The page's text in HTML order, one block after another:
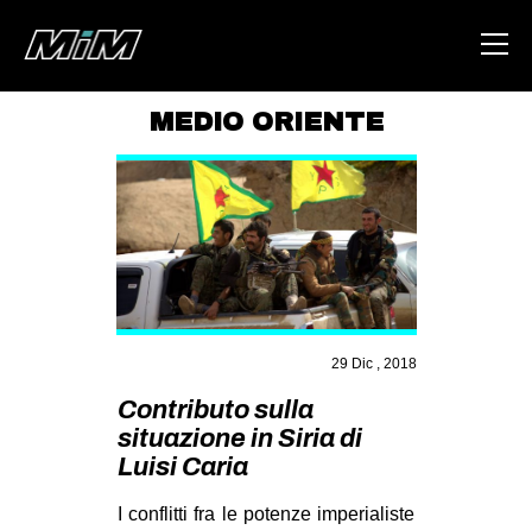
ABOUT
AREA
DEGENERAZIONE
GAZA FREESTYLE
MSM
STUDENTI TSUNAMI
MEDIO ORIENTE
29 Dic , 2018
Contributo sulla
situazione in Siria di
Luisi Caria
I conflitti fra le potenze imperialiste